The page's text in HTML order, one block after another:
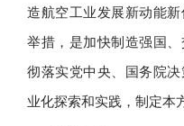
造航空工业发展新动能
举措，是加快制造强国
彻落实党中央、国务院
业化探索和实践，制定本